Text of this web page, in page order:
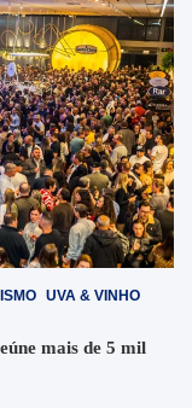
UVA & VINHO
mais de 5 mil